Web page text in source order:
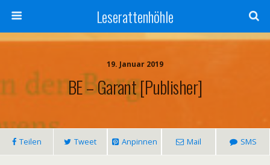
Leserattenhöhle
19. Januar 2019
BE – Garant [publisher]
Teilen Tweet Anpinnen Mail SMS